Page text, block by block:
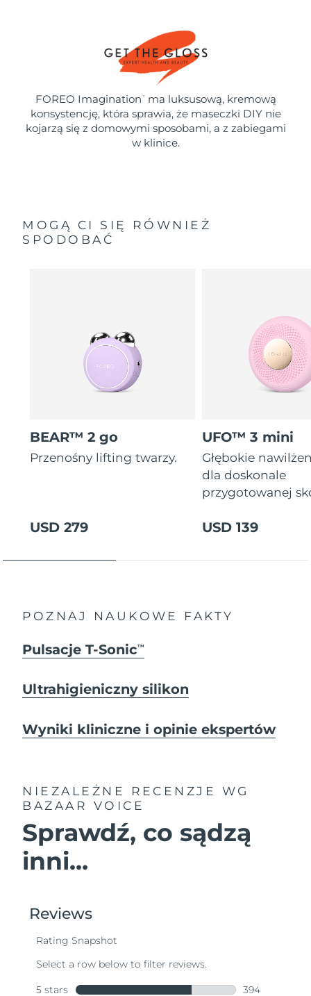
FOREO Imagination ™
ma luksusową, kremową
konsystencję, która sprawia, że maseczki DIY nie
kojarzą się z domowymi sposobami, a z zabiegami
w klinice.
MOGĄ CI SIĘ RÓWNIEŻ
SPODOBAĆ
BEAR™ 2 go
Przenośny lifting twarzy.
USD 279
UFO™ 3 mini
Głębokie
dla doskonale
przygotowanej
USD 139
POZNAJ NAUKOWE FAKTY
Pulsacje T-SonicTM
Ultrahigieniczny silikon
Wyniki kliniczne i opinie ekspertów
NIEZALEŻNE RECENZJE
WG
BAZAAR VOICE
Sprawdź, co sądzą
inni...